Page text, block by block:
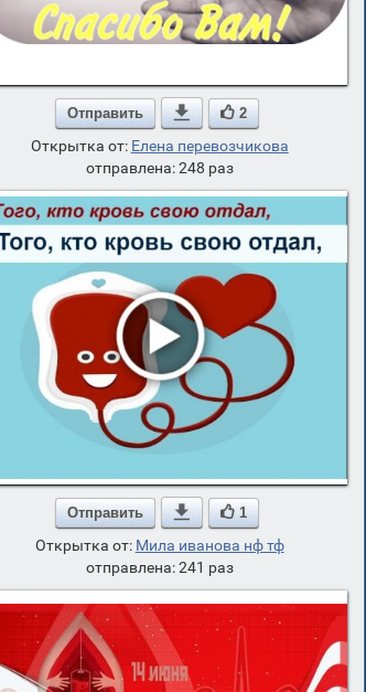
Отправить  2
Открытка от: Елена перевозчикова
отправлена: 248 раз
Отправить  1
Открытка от: Мила иванова нф тф
отправлена: 241 раз